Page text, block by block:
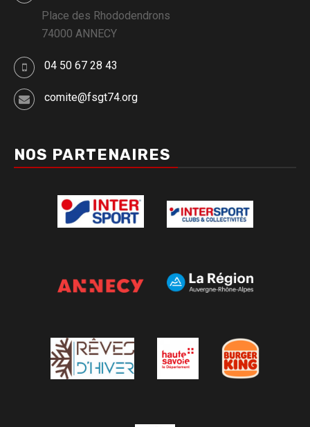
Place des Rhododendrons
74000 ANNECY
04 50 67 28 43
comite@fsgt74.org
NOS PARTENAIRES